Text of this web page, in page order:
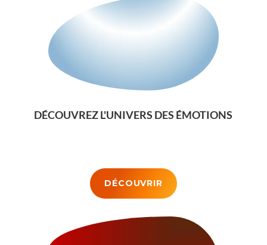
DÉCOUVREZ L'UNIVERS DES ÉMOTIONS
DÉCOUVRIR